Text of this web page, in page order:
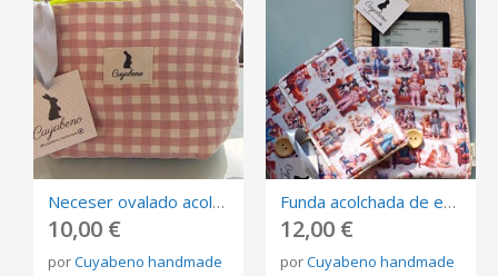
Neceser ovalado acolchado de Vichy rosa
10,00 €
porCuyabeno handmade
Funda acolchada de eBook
12,00 €
porCuyabeno handmade